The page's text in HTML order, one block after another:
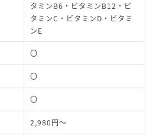
タミンB6・ビタミンB12・ビ
タミンC・ビタミンD・ビタミ
ンE
〇
〇
〇
2,980円～